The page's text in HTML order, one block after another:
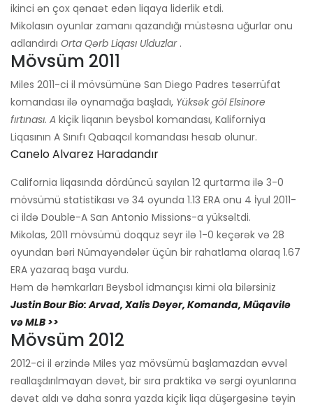
ikinci ən çox qənaət edən liqaya liderlik etdi.
Mikolasın oyunlar zamanı qazandığı müstəsna uğurlar onu
adlandırdı Orta Qərb Liqası Ulduzlar.
Mövsüm 2011
Miles 2011-ci il mövsümünə San Diego Padres təsərrüfat
komandası ilə oynamağa başladı, Yüksək göl Elsinore
fırtınası. A kiçik liqanın beysbol komandası, Kaliforniya
Liqasının A Sınıfı Qabaqcıl komandası hesab olunur.
Canelo Alvarez Haradandır
California liqasında dördüncü sayılan 12 qurtarma ilə 3-0
mövsümü statistikası və 34 oyunda 1.13 ERA onu 4 İyul 2011-
ci ildə Double-A San Antonio Missions-a yüksəltdi.
Mikolas, 2011 mövsümü doqquz seyr ilə 1-0 keçərək və 28
oyundan bəri Nümayəndələr üçün bir rahatlama olaraq 1.67
ERA yazaraq başa vurdu.
Həm də həmkarları Beysbol idmançısı kimi ola bilərsiniz
Justin Bour Bio: Arvad, Xalis Dəyər, Komanda, Müqavilə
və MLB >>
Mövsüm 2012
2012-ci il ərzində Miles yaz mövsümü başlamazdan əvvəl
reallaşdırılmayan dəvət, bir sıra praktika və sərgi oyunlarına
dəvət aldı və daha sonra yazda kiçik liqa düşərgəsinə təyin